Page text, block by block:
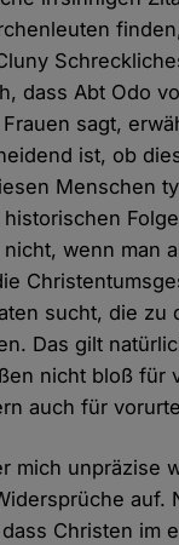
dass Abt Odo
sagt,
ist, ob
Menschen
wenn man
sucht, die zu
Das gilt
nicht bloß für
auch für
mich unpräzise
auf.
Christen im